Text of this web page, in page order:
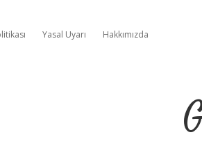
Yasal Uyarı Hakkımızda